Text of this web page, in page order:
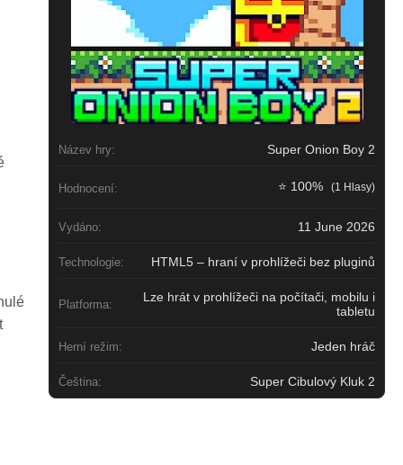
Název hry: Super Onion Boy 2
Hodnocení: ⭐ 100% (1 Hlasy)
Vydáno: 11 June 2026
Technologie: HTML5 – hraní v prohlížeči bez pluginů
Platforma:
Lze hrát v prohlížeči na počítači, mobilu i
tabletu
Herní režim: Jeden hráč
Čeština: Super Cibulový Kluk 2